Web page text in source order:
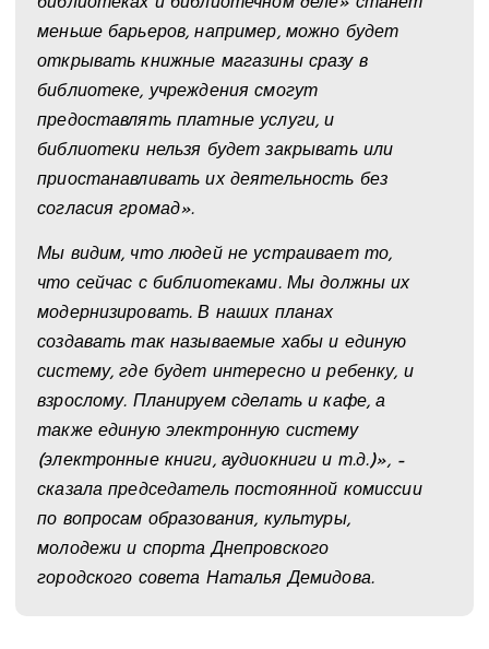
библиотеках и библиотечном деле» станет
меньше барьеров, например, можно будет
открывать книжные магазины сразу в
библиотеке, учреждения смогут
предоставлять платные услуги, и
библиотеки нельзя будет закрывать или
приостанавливать их деятельность без
согласия громад».
Мы видим, что людей не устраивает то,
что сейчас с библиотеками. Мы должны их
модернизировать. В наших планах
создавать так называемые хабы и единую
систему, где будет интересно и ребенку, и
взрослому. Планируем сделать и кафе, а
также единую электронную систему
(электронные книги, аудиокниги и т.д.)», –
сказала председатель постоянной комиссии
по вопросам образования, культуры,
молодежи и спорта Днепровского
городского совета Наталья Демидова.